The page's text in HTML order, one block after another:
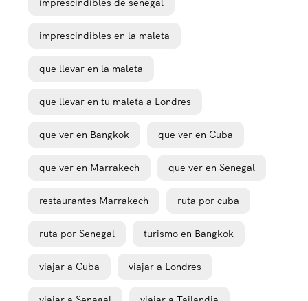
imprescindibles de senegal
imprescindibles en la maleta
que llevar en la maleta
que llevar en tu maleta a Londres
que ver en Bangkok que ver en Cuba
que ver en Marrakech que ver en Senegal
restaurantes Marrakech ruta por cuba
ruta por Senegal turismo en Bangkok
viajar a Cuba viajar a Londres